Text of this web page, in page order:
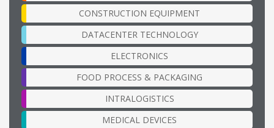
CONSTRUCTION EQUIPMENT
DATACENTER TECHNOLOGY
ELECTRONICS
FOOD PROCESS & PACKAGING
INTRALOGISTICS
MEDICAL DEVICES